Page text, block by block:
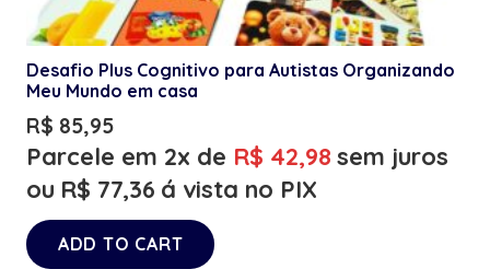
Desafio Plus Cognitivo para Autistas Organizando
Meu Mundo em casa
R$ 85,95
Parcele em 2x de R$ 42,98 sem juros
ou R$ 77,36 á vista no PIX
ADD TO CART